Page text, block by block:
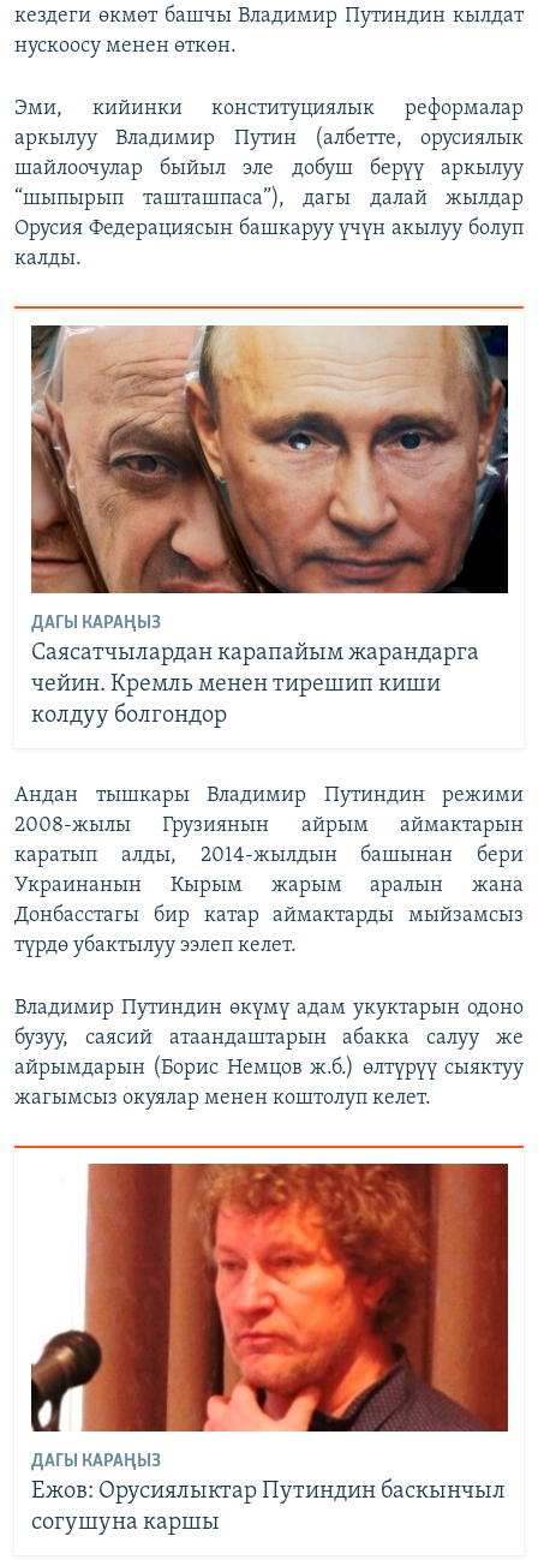
кездеги өкмөт башчы Владимир Путиндин кылдат
нускоосу менен өткөн.
Эми, кийинки конституциялык реформалар
аркылуу Владимир Путин (албетте, орусиялык
шайлоочулар быйыл эле добуш берүү аркылуу
“шыпырып ташташпаса”), дагы далай жылдар
Орусия Федерациясын башкаруу үчүн акылуу болуп
калды.
ДАГЫ КАРАҢЫЗ
Саясатчылардан карапайым жарандарга
чейин. Кремль менен тирешип киши
колдуу болгондор
Андан тышкары Владимир Путиндин режими
2008-жылы Грузиянын айрым аймактарын
каратып алды, 2014-жылдын башынан бери
Украинанын Кырым жарым аралын жана
Донбасстагы бир катар аймактарды мыйзамсыз
түрдө убактылуу ээлеп келет.
Владимир Путиндин өкүмү адам укуктарын одоно
бузуу, саясий атаандаштарын абакка салуу же
айрымдарын (Борис Немцов ж.б.) өлтүрүү сыяктуу
жагымсыз окуялар менен коштолуп келет.
ДАГЫ КАРАҢЫЗ
Ежов: Орусиялыктар Путиндин баскынчыл
согушуна каршы